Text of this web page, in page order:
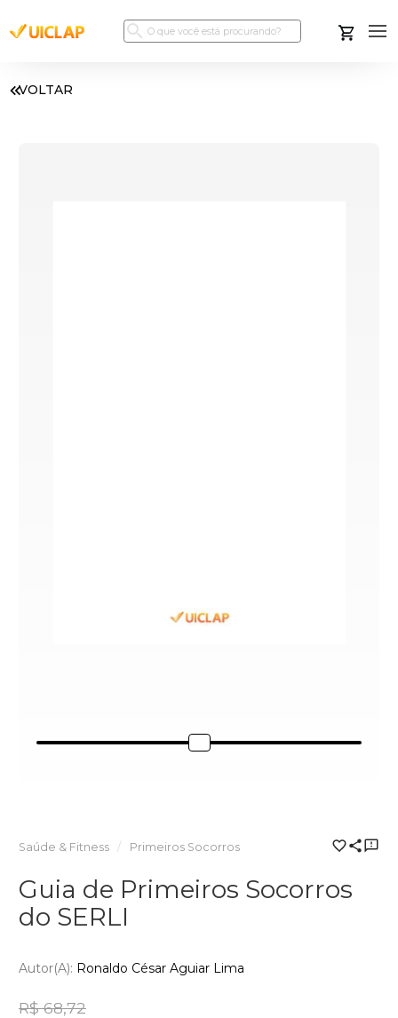
VOLTAR
Saúde & Fitness Primeiros Socorros
Guia de Primeiros Socorros
do SERLI
Autor(a): Ronaldo César Aguiar Lima
R$ 68,72